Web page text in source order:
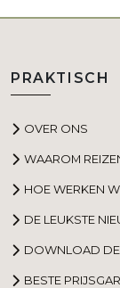
PRAKTISCH
OVER ONS
WAAROM
HOE WERKEN
DE LEUKSTE
DOWNLOAD DE
BESTE